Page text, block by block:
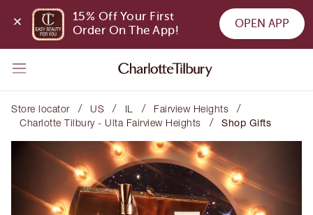
15% Off Your First
Order On The App!
OPEN APP
Store locator / US / IL / Fairview Heights /
Charlotte Tilbury - Ulta Fairview Heights / Shop Gifts